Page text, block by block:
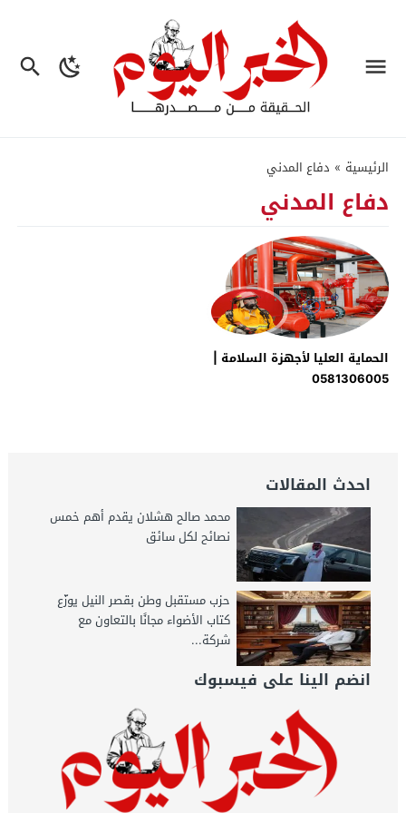
الرئيسية » دفاع المدني
دفاع المدني
الحماية العليا لأجهزة السلامة |
0581306005
احدث المقالات
محمد صالح هشلان يقدم أهم خمس
نصائح لكل سائق
حزب مستقبل وطن بقصر النيل يوزّع
كتاب الأضواء مجانًا بالتعاون مع
شركة...
انضم الينا على فيسبوك